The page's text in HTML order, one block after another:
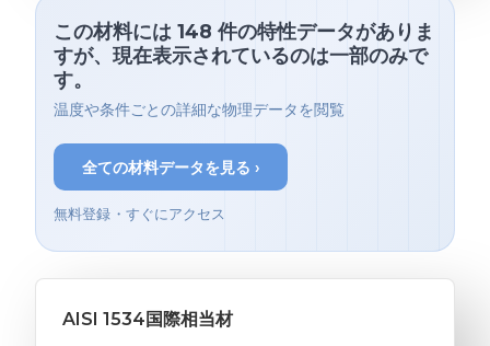
この材料には 148 件の特性データがありま
すが、現在表示されているのは一部のみで
す。
温度や条件ごとの詳細な物理データを閲覧
全ての材料データを見る ›
無料登録・すぐにアクセス
AISI 1534国際相当材